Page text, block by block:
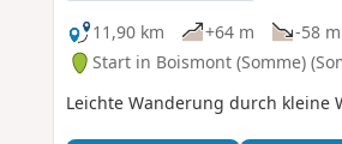
11,90 km
+64 m -58 m
Start in Boismont (Somme)
Leichte Wanderung durch kleine